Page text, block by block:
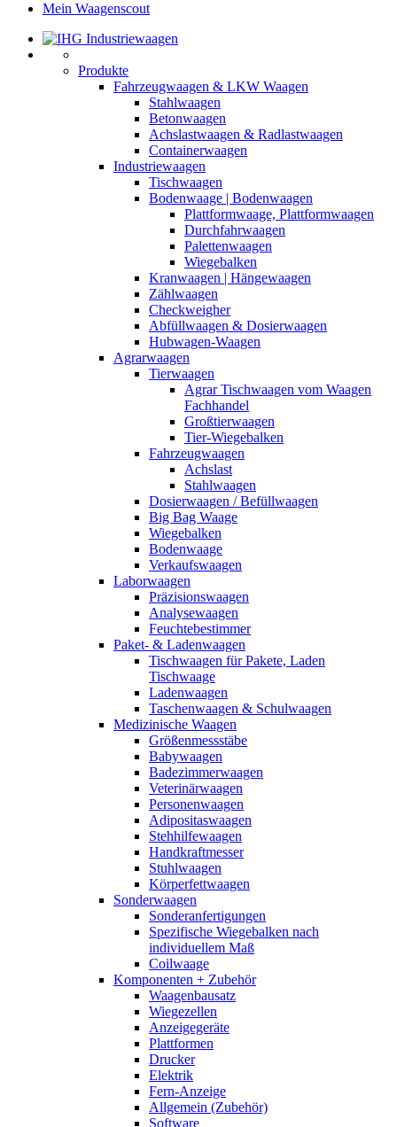
Mein Waagenscout
Produkte
Fahrzeugwaagen & LKW Waagen
Stahlwaagen
Betonwaagen
Achslastwaagen & Radlastwaagen
Containerwaagen
Industriewaagen
Tischwaagen
Bodenwaage | Bodenwaagen
Plattformwaage, Plattformwaagen
Durchfahrwaagen
Palettenwaagen
Wiegebalken
Kranwaagen | Hängewaagen
Zählwaagen
Checkweigher
Abfüllwaagen & Dosierwaagen
Hubwagen-Waagen
Agrarwaagen
Tierwaagen
Agrar Tischwaagen vom Waagen
Fachhandel
Großtierwaagen
Tier-Wiegebalken
Fahrzeugwaagen
Achslast
Stahlwaagen
Dosierwaagen / Befüllwaagen
Big Bag Waage
Wiegebalken
Bodenwaage
Verkaufswaagen
Laborwaagen
Präzisionswaagen
Analysewaagen
Feuchtebestimmer
Paket- & Ladenwaagen
Tischwaagen für Pakete, Laden
Tischwaage
Ladenwaagen
Taschenwaagen & Schulwaagen
Medizinische Waagen
Größenmessstäbe
Babywaagen
Badezimmerwaagen
Veterinärwaagen
Personenwaagen
Adipositaswaagen
Stehhilfewaagen
Handkraftmesser
Stuhlwaagen
Körperfettwaagen
Sonderwaagen
Sonderanfertigungen
Spezifische Wiegebalken nach
individuellem Maß
Coilwaage
Komponenten + Zubehör
Waagenbausatz
Wiegezellen
Anzeigegeräte
Plattformen
Drucker
Elektrik
Fern-Anzeige
Allgemein (Zubehör)
Software